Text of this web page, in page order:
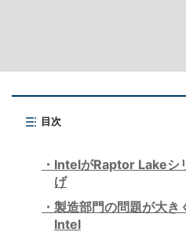
目次
IntelがRaptor Lakeシ
げ
製造部門の問題が大き
Intel